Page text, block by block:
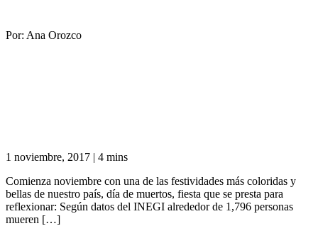
Por: Ana Orozco
1 noviembre, 2017 | 4 mins
Comienza noviembre con una de las festividades más coloridas y
bellas de nuestro país, día de muertos, fiesta que se presta para
reflexionar: Según datos del INEGI alrededor de 1,796 personas
mueren […]